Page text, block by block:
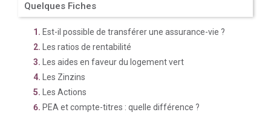
Quelques Fiches
Est-il possible de transférer une assurance-vie ?
Les ratios de rentabilité
Les aides en faveur du logement vert
Les Zinzins
Les Actions
PEA et compte-titres : quelle différence ?